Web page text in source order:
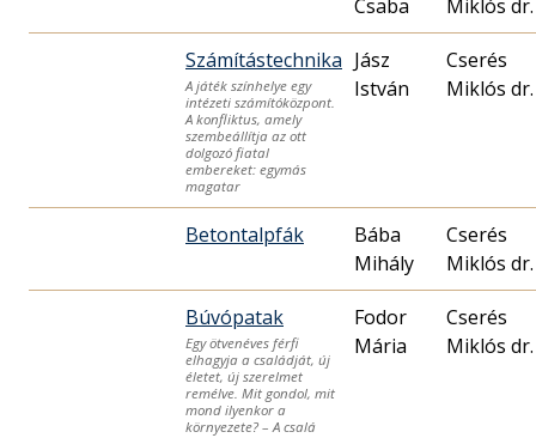
Csaba Miklós dr.
Számítástechnika
A játék színhelye egy
intézeti számítóközpont.
A konfliktus, amely
szembeállítja az ott
dolgozó fiatal
embereket: egymás
magatar
Jász
István
Cserés
Miklós dr.
Betontalpfák
Bába
Mihály
Cserés
Miklós dr.
Búvópatak
Egy ötvenéves férfi
elhagyja a családját, új
életet, új szerelmet
remélve. Mit gondol, mit
mond ilyenkor a
környezete? – A csalá
Fodor
Mária
Cserés
Miklós dr.